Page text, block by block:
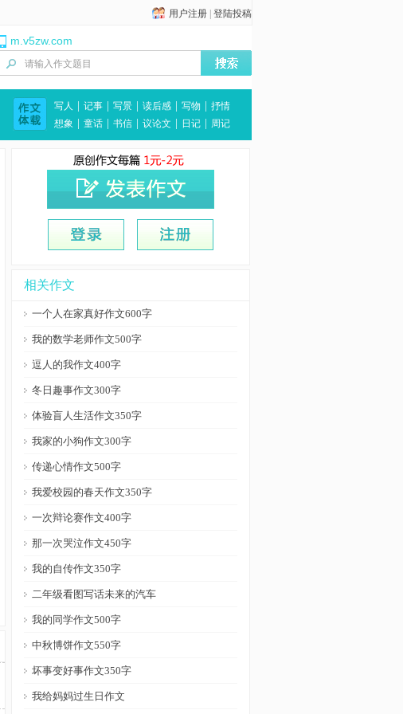
用户注册 登陆投稿
m.v5zw.com
写人 记事 写景 读后感 写物
抒情
想象
童话 书信 议论文 日记 周记
相关作文
一个人在家真好作文600字
我的数学老师作文500字
逗人的我作文400字
冬日趣事作文300字
体验盲人生活作文350字
我家的小狗作文300字
传递心情作文500字
我爱校园的春天作文350字
一次辩论赛作文400字
那一次哭泣作文450字
我的自传作文350字
二年级看图写话未来的汽车
我的同学作文500字
中秋博饼作文550字
坏事变好事作文350字
我给妈妈过生日作文